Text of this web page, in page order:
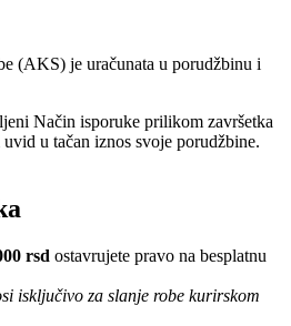
(AKS) je uračunata u porudžbinu i
Način isporuke prilikom završetka
u tačan iznos svoje porudžbine.
rsd ostavrujete pravo na besplatnu
isključivo za slanje robe kurirskom